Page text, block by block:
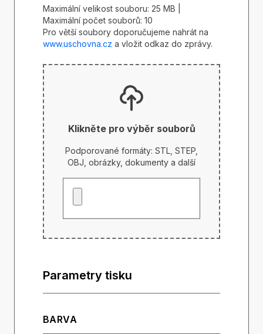
Maximální velikost souboru: 25 MB |
Maximální počet souborů: 10
Pro větší soubory doporučujeme nahrát na
www.uschovna.cz a vložit odkaz do zprávy.
Klikněte pro výběr souborů
Podporované formáty: STL, STEP,
OBJ, obrázky, dokumenty a další
Parametry tisku
BARVA